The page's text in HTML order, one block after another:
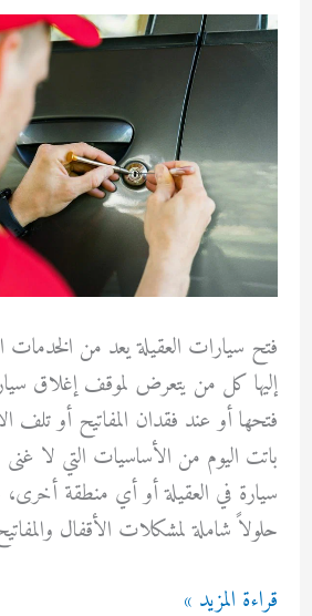
فتح سيارات العقيلة يعد من الخدمات
إليها كل من يتعرض لموقف إغلاق
فتحها أو عند فقدان المفاتيح أو تلف
باتت اليوم من الأساسيات التي لا
سيارة في العقيلة أو أي منطقة
حلولاً شاملة لمشكلات الأقفال
فتح
قراءة المزيد »